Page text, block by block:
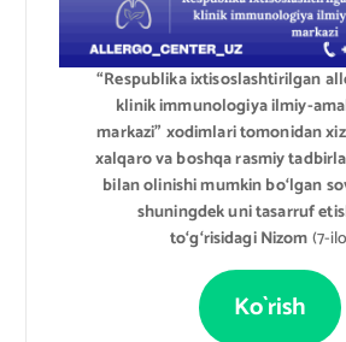
“Respublika ixtisoslashtirilgan
klinik immunologiya ilmiy-
markazi” xodimlari tomonidan
xalqaro va boshqa rasmiy
bilan olinishi mumkin bo‘lgan
shuningdek uni tasarruf
to‘g‘risidagi Nizom(7-
Ko`rish